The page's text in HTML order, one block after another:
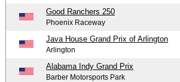
Good Ranchers 250
Phoenix Raceway
Java House Grand Prix of Arlington
Arlington
Alabama Indy Grand Prix
Barber Motorsports Park